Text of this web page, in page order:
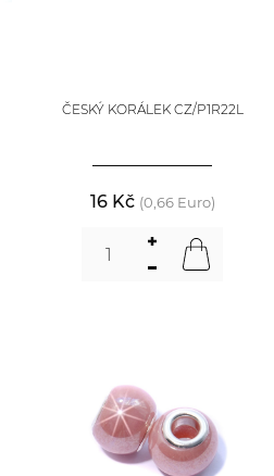
ČESKÝ KORÁLEK CZ/P1R22L
16 Kč (0,66 Euro)